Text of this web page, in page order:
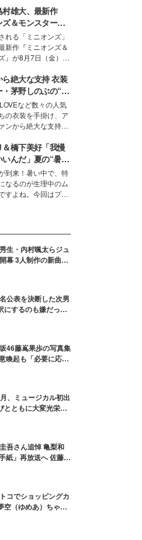
を大きく変える可能
革新的な「Water
（ウォーターキャ
スキン：捕水肌）」
が構築した。
雄大、最新作
ズ＆モンスター
弁 ハチャメチャ
“友情と絆”に感
れる「ミニオンズ」
新作『ミニオンズ＆
』が8月7日（金）に
いう共通点を持つモ
と島村雄大の特別対
それぞれの視点か
ではの魅力や予想外
らす奥深いストーリ
く語り合ってもらっ
ら絶大な支持 衣装
茅野しのぶの“可
美学＜「シチズン
」インタビュー＞
など数々の人気
の衣装を手掛け、ア
ンから絶大な支持を
エイティブディレク
のぶ。一人ひとりの
い、魅力を引き出す
多くの女性たちに勇
え続けている。
橋下美好「我慢
いんだ」夏の“暑さ
い選択肢とは？
到来！暑い中で、特
なるのが生理中のム
すよね。今回はプラ
て本音で女子会トー
出かけを快適に過ご
2人が感動した夏の
にも迫りました。
生・内村颯太らジュ
幕 3人制作の新曲＆
【ゲネプロレポ】
公表を決断した次男
にするのも嫌だっ
46藤嶌果歩の写真集
喚起も「必要に応じ
、ミュージカル初出
とともに大変光栄」
吾さん追悼 亀梨和
紙」再放送へ 佐藤隆
コでショッピングカ
空（ゆめあ）ちゃん
の声